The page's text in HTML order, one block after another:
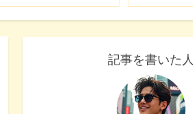
記事を書いた人